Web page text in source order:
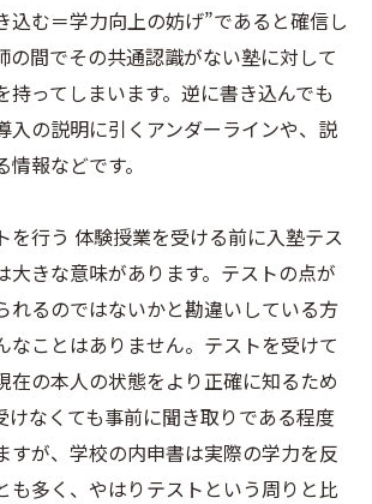
込む＝学力向上の妨げ”であると確信し
の間でその共通認識がない塾に対して
持ってしまいます。逆に書き込んでも
入の説明に引くアンダーラインや、説
報などです。
を行う 体験授業を受ける前に入塾テス
大きな意味があります。テストの点が
れるのではないかと勘違いしている方
なことはありません。テストを受けて
在の本人の状態をより正確に知るため
けなくても事前に聞き取りである程度
すが、学校の内申書は実際の学力を反
も多く、やはりテストという周りと比